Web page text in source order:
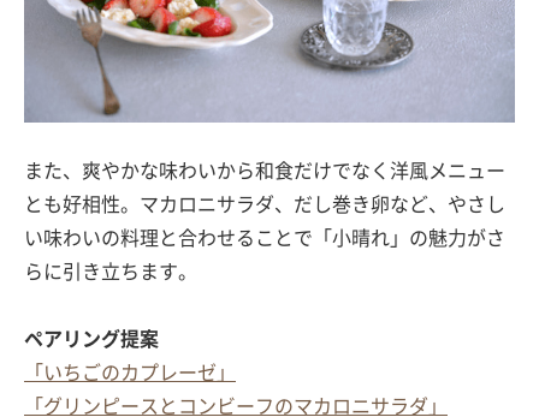
また、爽やかな味わいから和食だけでなく洋風メニュー
とも好相性。マカロニサラダ、だし巻き卵など、やさし
い味わいの料理と合わせることで「小晴れ」の魅力がさ
らに引き立ちます。
ペアリング提案
「いちごのカプレーゼ」
「グリンピースとコンビーフのマカロニサラダ」